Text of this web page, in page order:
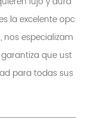
la excelente opc
nos especializam
que ust
para todas sus